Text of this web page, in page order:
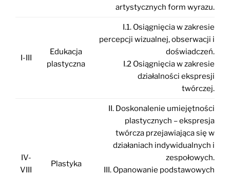
artystycznych form wyrazu.
I-III
Edukacja
plastyczna
I.1. Osiągnięcia w zakresie
percepcji wizualnej, obserwacji i
doświadczeń.
I.2 Osiągnięcia w zakresie
działalności ekspresji
twórczej.
IV-
VIII
Plastyka
II. Doskonalenie umiejętności
plastycznych – ekspresja
twórcza przejawiająca się w
działaniach indywidualnych i
zespołowych.
III. Opanowanie podstawowych